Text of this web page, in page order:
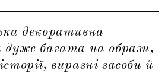
декоративна
дуже багата на образи,
виразні засоби й